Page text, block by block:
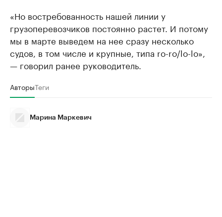
«Но востребованность нашей линии у
грузоперевозчиков постоянно растет. И потому
мы в марте выведем на нее сразу несколько
судов, в том числе и крупные, типа ro-ro/lo-lo»,
— говорил ранее руководитель.
АвторыТеги
Марина Маркевич